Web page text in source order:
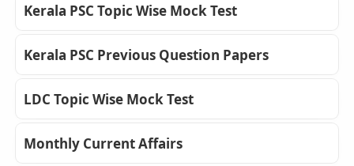
Kerala PSC Topic Wise Mock Test
Kerala PSC Previous Question Papers
LDC Topic Wise Mock Test
Monthly Current Affairs